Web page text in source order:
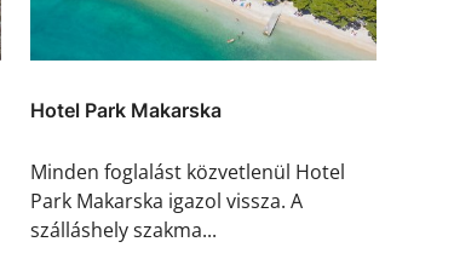
Hotel Park Makarska
Minden foglalást közvetlenül Hotel
Park Makarska igazol vissza. A
szálláshely szakma...